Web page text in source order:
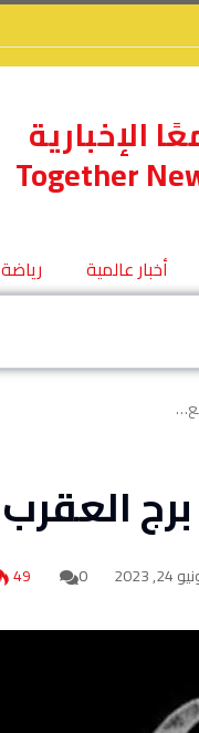
الإخبارية
Together
أخبار عالمية رياضة
العقرب
2023
0
49